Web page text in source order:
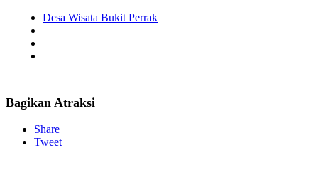
Desa Wisata Bukit Perrak
Bagikan Atraksi
Share
Tweet